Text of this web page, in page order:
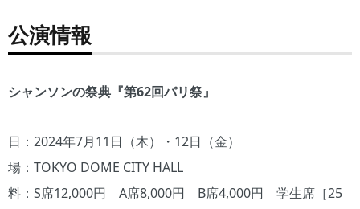
公演情報
シャンソンの祭典『第62回パリ祭』
日：2024年7月11日（木）・12日（金）
場：TOKYO DOME CITY HALL
料：S席12,000円 A席8,000円 B席4,000円 学生席［25